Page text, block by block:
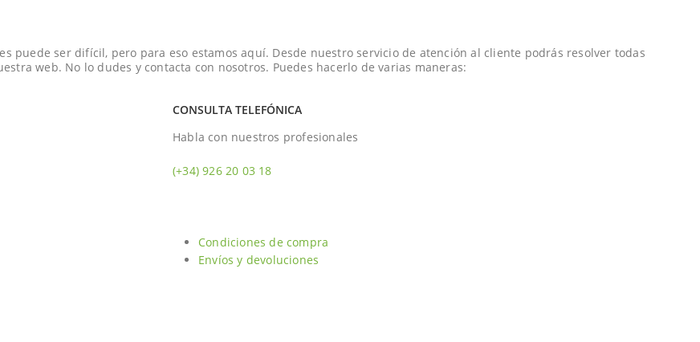
puede ser difícil, pero para eso estamos aquí. Desde nuestro servicio de atención al cliente podrás resolver todas
web. No lo dudes y contacta con nosotros. Puedes hacerlo de varias maneras:
CONSULTA TELEFÓNICA
Habla con nuestros profesionales
(+34)926 20 03 18
Condiciones de compra
Envíos y devoluciones